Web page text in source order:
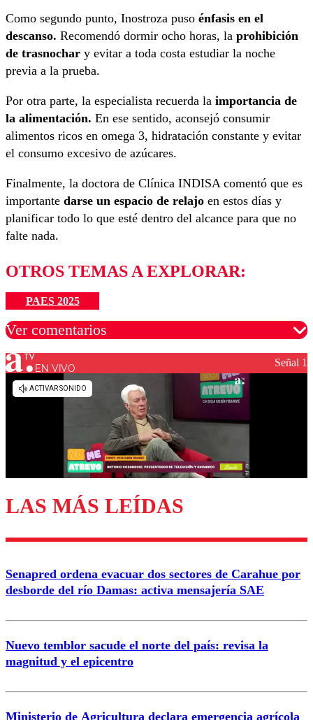
Como segundo punto, Inostroza puso énfasis en el
descanso. Recomendó dormir ocho horas, la prohibición
de trasnochar y evitar a toda costa estudiar la noche
previa a la prueba.
Por otra parte, la especialista recuerda la importancia de
la alimentación. En ese sentido, aconsejó consumir
alimentos ricos en omega 3, hidratación constante y evitar
el consumo excesivo de azúcares.
Finalmente, la doctora de Clínica INDISA comentó que es
importante darse un espacio de relajo en estos días y
planificar todo lo que esté dentro del alcance para que no
falte nada.
OTROS TEMAS A EXPLORAR:
PAES 2025
Ver comentarios
Los comentarios son moderados para garantizar un
diálogo respetuoso.
Enviar comentario
EN VIVO Señal 1
LAS MÁS LEÍDAS
Senapred ordena evacuar dos sectores de Carahue por
desborde del río Damas: activa mensajería SAE
Nuevo temblor sacude el norte del país: revisa la
magnitud y el epicentro
Ministerio de Agricultura declara emergencia agrícola